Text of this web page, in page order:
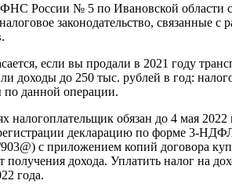
№ 5 по Ивановской области
законодательство, связанные
если вы продали в 2021 году
доходы до 250 тыс. рублей в год:
по данной операции.
обязан до 4 мая 2022
декларацию по форме 3-
с приложением копий договора
дохода. Уплатить налог на
года.